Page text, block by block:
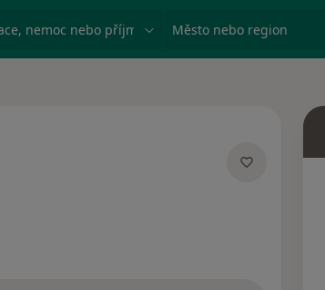
nemoc nebo příjmení Město nebo region